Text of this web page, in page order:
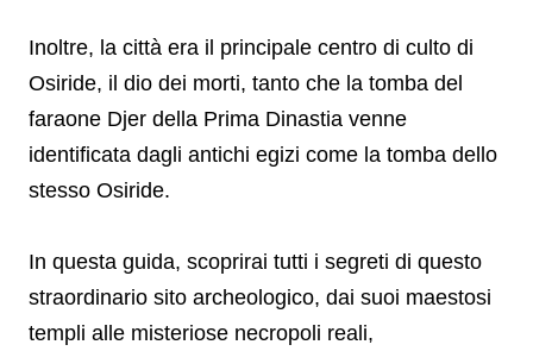
Inoltre, la città era il principale centro di culto di
Osiride, il dio dei morti, tanto che la tomba del
faraone Djer della Prima Dinastia venne
identificata dagli antichi egizi come la tomba dello
stesso Osiride.
In questa guida, scoprirai tutti i segreti di questo
straordinario sito archeologico, dai suoi maestosi
templi alle misteriose necropoli reali,